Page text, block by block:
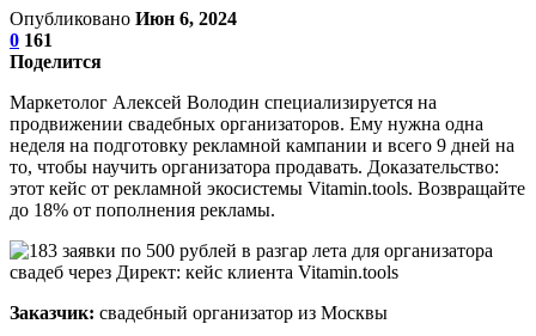
Опубликовано Июн 6, 2024
0 161
Поделится
Маркетолог Алексей Володин специализируется на
продвижении свадебных организаторов. Ему нужна одна
неделя на подготовку рекламной кампании и всего 9 дней на
то, чтобы научить организатора продавать. Доказательство:
этот кейс от рекламной экосистемы Vitamin.tools. Возвращайте
до 18% от пополнения рекламы.
Заказчик: свадебный организатор из Москвы